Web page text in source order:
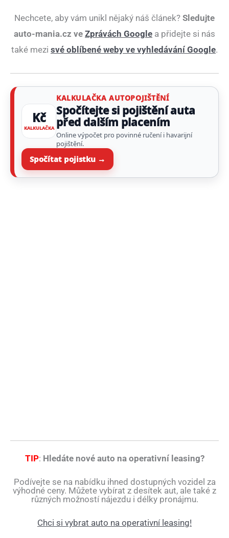
Nechcete, aby vám unikl nějaký náš článek? Sledujte
auto-mania.cz ve Zprávách Google a přidejte si nás
také mezi své oblíbené weby ve vyhledávání Google.
Kč
KALKULAČKA
KALKULAČKA AUTOPOJIŠTĚNÍ
Spočítejte si pojištění auta
před dalším placením
Online výpočet pro povinné ručení i havarijní
pojištění.
Spočítat pojistku →
TIP: Hledáte nové auto na operativní leasing?
Podívejte se na nabídku ihned dostupných vozidel za
výhodné ceny. Můžete vybírat z desítek aut, ale také z
různých možností nájezdu i délky pronájmu.
Chci si vybrat auto na operativní leasing!